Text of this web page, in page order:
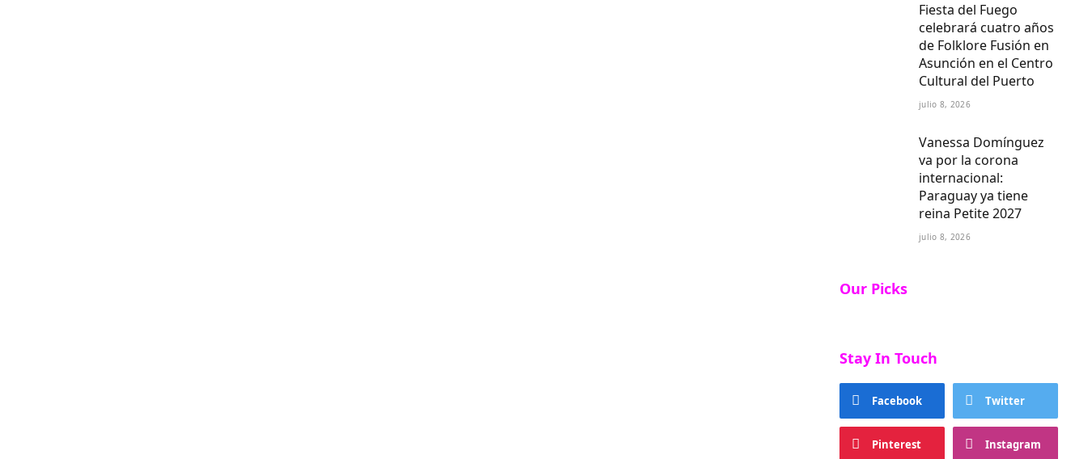
Fiesta del Fuego
celebrará cuatro años
de Folklore Fusión en
Asunción en el Centro
Cultural del Puerto
julio 8, 2026
Vanessa Domínguez
va por la corona
internacional:
Paraguay ya tiene
reina Petite 2027
julio 8, 2026
Our Picks
Stay In Touch
Facebook Twitter
Pinterest Instagram